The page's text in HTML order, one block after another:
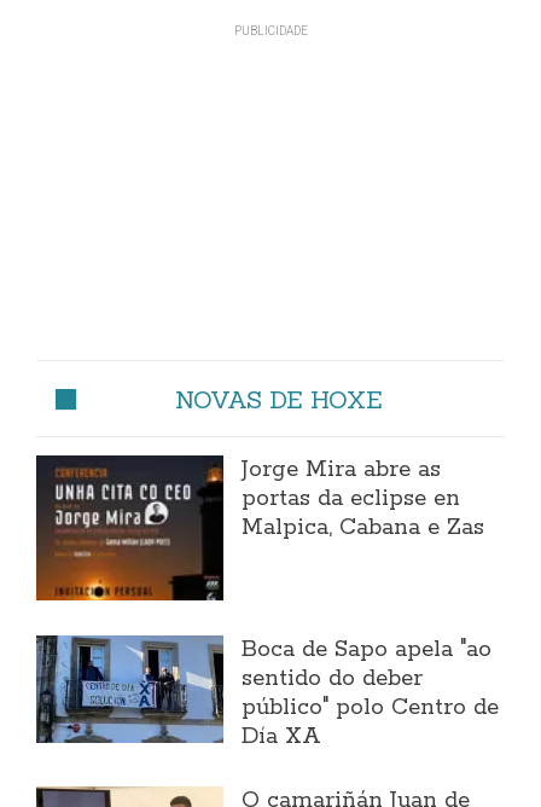
NOVAS DE HOXE
Jorge Mira abre as
portas da eclipse en
Malpica, Cabana e Zas
Boca de Sapo apela "ao
sentido do deber
público" polo Centro de
Día XA
O camariñán Juan de